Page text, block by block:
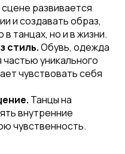
развивается
и создавать образ,
танцах, но и в жизни.
стиль.Обувь, одежда
уникального
чувствовать себя
Танцы на
внутренние
чувственность.